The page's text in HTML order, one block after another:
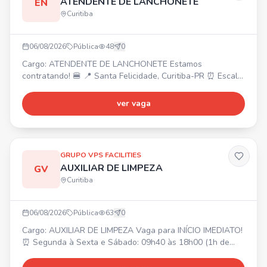
EN
Curitiba
06/08/2026 Pública 48 0
Cargo: ATENDENTE DE LANCHONETE Estamos
contratando! 🍔 📍 Santa Felicidade, Curitiba-PR ⏰ Escala
💰 Salário: A partir de R$ 1.700,00. 🎁 Benefícios: Cartão
alimentação (bonificação de R$300 a R$500 por
ver vaga
GV
GRUPO VPS FACILITIES
AUXILIAR DE LIMPEZA
Curitiba
06/08/2026 Pública 63 0
Cargo: AUXILIAR DE LIMPEZA Vaga para INÍCIO IMEDIATO!
⏰ Segunda à Sexta e Sábado: 09h40 às 18h00 (1h de